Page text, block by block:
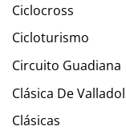
Ciclocross
Cicloturismo
Circuito Guadiana
Clásica De
Clásicas